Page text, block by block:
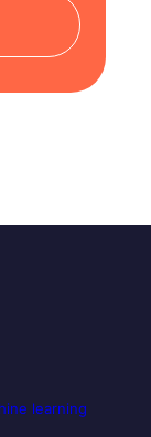
learning